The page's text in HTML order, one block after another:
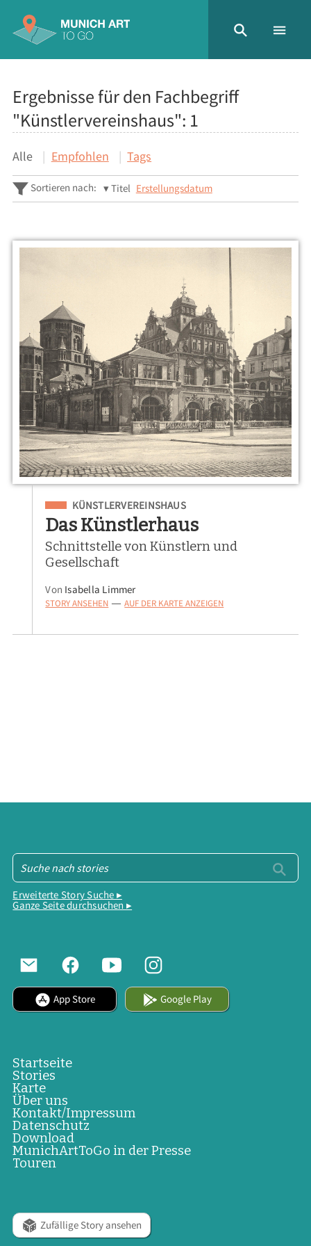
Ergebnisse für den Fachbegriff
"Künstlervereinshaus": 1
Alle Empfohlen Tags
Sortieren nach: Titel Erstellungsdatum
Eingeordnet unter
KÜNSTLERVEREINSHAUS
Das Künstlerhaus
Schnittstelle von Künstlern und
Gesellschaft
Von Isabella Limmer
STORY ANSEHEN — AUF DER KARTE ANZEIGEN
Erweiterte Story Suche ▸
Ganze Seite durchsuchen ▸
App Store Google Play
Startseite
Stories
Karte
Über uns
Kontakt/Impressum
Datenschutz
Download
MunichArtToGo in der Presse
Touren
Zufällige Story ansehen